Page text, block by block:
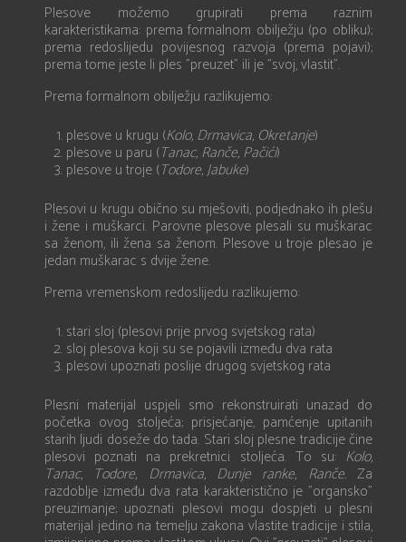
Plesove možemo grupirati prema raznim
karakteristikama: prema formalnom obilježju (po obliku);
prema redoslijedu povijesnog razvoja (prema pojavi);
prema tome jeste li ples ”preuzet” ili je ”svoj, vlastit”.
Prema formalnom obilježju razlikujemo:
plesove u krugu (Kolo, Drmavica, Okretanje)
plesove u paru (Tanac, Ranče, Pačići)
plesove u troje (Todore, Jabuke)
Plesovi u krugu obično su mješoviti, podjednako ih plešu
i žene i muškarci. Parovne plesove plesali su muškarac
sa ženom, ili žena sa ženom. Plesove u troje plesao je
jedan muškarac s dvije žene.
Prema vremenskom redoslijedu razlikujemo:
stari sloj (plesovi prije prvog svjetskog rata)
sloj plesova koji su se pojavili između dva rata
plesovi upoznati poslije drugog svjetskog rata
Plesni materijal uspjeli smo rekonstruirati unazad do
početka ovog stoljeća; prisjećanje, pamćenje upitanih
starih ljudi doseže do tada. Stari sloj plesne tradicije čine
plesovi poznati na prekretnici stoljeća. To su: Kolo,
Tanac, Todore, Drmavica, Dunje ranke, Ranče.Za
razdoblje između dva rata karakteristično je ”organsko”
preuzimanje; upoznati plesovi mogu dospjeti u plesni
materijal jedino na temelju zakona vlastite tradicije i stila,